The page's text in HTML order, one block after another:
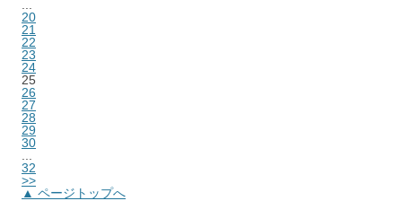
20
21
22
23
24
25
26
27
28
29
30
32
>>
▲ ページトップへ